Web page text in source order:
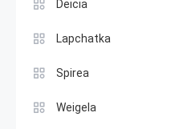
Deicia
Lapchatka
Spirea
Weigela